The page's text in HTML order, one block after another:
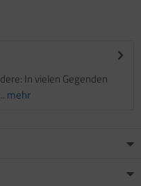
In vielen Gegenden
mehr